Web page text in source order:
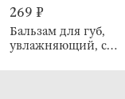
269 ₽
Бальзам для губ,
увлажняющий, с